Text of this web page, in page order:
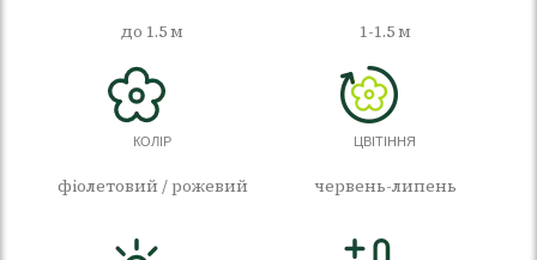
до 1.5 м 1-1.5 м
КОЛІР
фіолетовий / рожевий
ЦВІТІННЯ
червень-липень